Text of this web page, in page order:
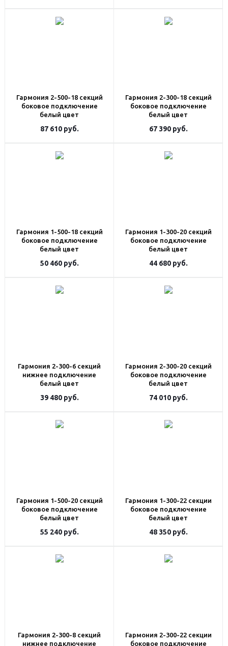
Гармония 2-500-18 секций
боковое подключение
белый цвет
87 610руб.
Гармония 2-300-18 секций
боковое подключение
белый цвет
67 390руб.
Гармония 1-500-18 секций
боковое подключение
белый цвет
50 460руб.
Гармония 1-300-20 секций
боковое подключение
белый цвет
44 680руб.
Гармония 2-300-6 секций
нижнее подключение
белый цвет
39 480руб.
Гармония 2-300-20 секций
боковое подключение
белый цвет
74 010руб.
Гармония 1-500-20 секций
боковое подключение
белый цвет
55 240руб.
Гармония 1-300-22 секции
боковое подключение
белый цвет
48 350руб.
Гармония 2-300-8 секций
нижнее подключение
Гармония 2-300-22 секции
боковое подключение